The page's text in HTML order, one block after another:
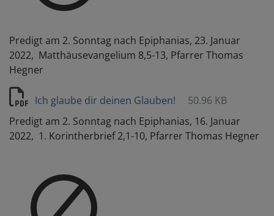
Predigt am 2. Sonntag nach Epiphanias, 23. Januar
2022, Matthäusevangelium 8,5-13, Pfarrer Thomas
Hegner
Ich glaube dir deinen Glauben!
50.96 KB
Predigt am 2. Sonntag nach Epiphanias, 16. Januar
2022, 1. Korintherbrief 2,1-10, Pfarrer Thomas Hegner